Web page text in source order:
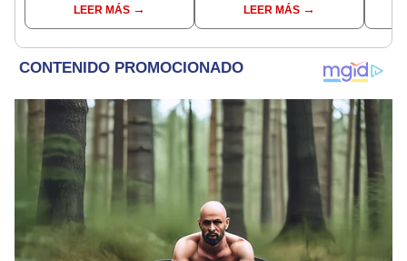
LEER MÁS
comunesLEER MÁS